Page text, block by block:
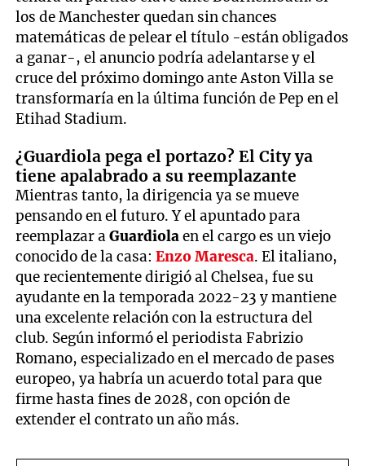
los de Manchester quedan sin chances
matemáticas de pelear el título -están obligados
a ganar-, el anuncio podría adelantarse y el
cruce del próximo domingo ante Aston Villa se
transformaría en la última función de Pep en el
Etihad Stadium.
¿Guardiola pega el portazo? El City ya
tiene apalabrado a su reemplazante
Mientras tanto, la dirigencia ya se mueve
pensando en el futuro. Y el apuntado para
reemplazar a Guardiolaen el cargo es un viejo
conocido de la casa:Enzo Maresca. El italiano,
que recientemente dirigió al Chelsea, fue su
ayudante en la temporada 2022-23 y mantiene
una excelente relación con la estructura del
club. Según informó el periodista Fabrizio
Romano, especializado en el mercado de pases
europeo, ya habría un acuerdo total para que
firme hasta fines de 2028, con opción de
extender el contrato un año más.